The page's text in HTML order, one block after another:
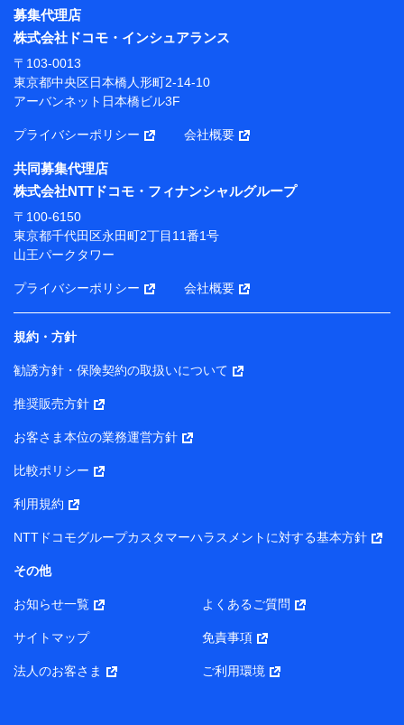
【利用目的】
当社または株式会社NTTドコモ・フィナンシャルグルー
プが提供する保険関連サービスにおけるユーザー登録受
付および管理のため
当社または株式会社NTTドコモ・フィナンシャルグルー
携会社の保険その他に関する情報を提供するため、また
維持管理等の委託業務遂行のため、またそれらに付帯、
関連する当社または株式会社NTTドコモ・フィナンシャ
ルグループおよび提携会社のサービスを案内、提供する
ため
（各サービスで取得したサービス利用履歴、ウェブサイ
トの閲覧履歴、購買履歴、ご契約内容等のパーソナルデ
ータを分析して、お客さまの趣味・嗜好・傾向に応じた
サービス・商品等に関するご提案や広告の配信等を行う
ことがあります。）
各種セミナーの開催のため
コンサルティングサービスの実施のため
アンケートやキャンペーン等の実施のため
上記に係る案内・手続き・管理等付帯業務を行うため
所・代表者名】
り）
株式会社NTTドコモ・フィナンシャルグループ 代表取締役
社長 廣井 孝史
東京都中央区日本橋人形町2-14-10 アーバンネット日本橋
株式会社ドコモ・インシュアランス 代表取締役社長 吉
村 忠義
また当社は、オンライン面談による保険のご相談にあたっ
募集代理店
株式会社ドコモ・インシュアランス
〒103-0013
東京都中央区日本橋人形町2-14-10
アーバンネット日本橋ビル3F
プライバシーポリシー 会社概要
共同募集代理店
株式会社NTTドコモ・フィナンシャルグループ
〒100-6150
東京都千代田区永田町2丁目11番1号
山王パークタワー
プライバシーポリシー 会社概要
規約・方針
勧誘方針・保険契約の取扱いについて
推奨販売方針
お客さま本位の業務運営方針
比較ポリシー
利用規約
NTTドコモグループカスタマーハラスメントに対する基本方針
その他
お知らせ一覧 よくあるご質問
サイトマップ 免責事項
法人のお客さま ご利用環境